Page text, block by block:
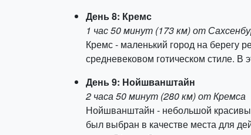
День 8: Кремс
1 час 50 минут (173 км) от
Кремс - маленький город на берегу
средневековом готическом стиле. В
День 9: Нойшванштайн
2 часа 50 минут (280 км) от Кремса
Нойшванштайн - небольшой
был выбран в качестве места для